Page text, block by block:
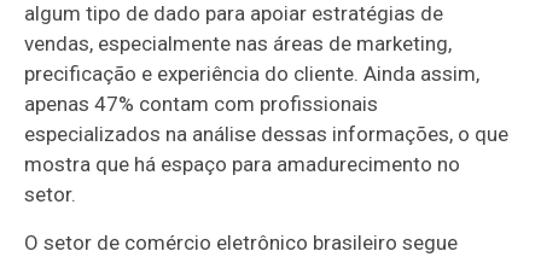
algum tipo de dado para apoiar estratégias de
vendas, especialmente nas áreas de marketing,
precificação e experiência do cliente. Ainda assim,
apenas 47% contam com profissionais
especializados na análise dessas informações, o que
mostra que há espaço para amadurecimento no
setor.
O setor de comércio eletrônico brasileiro segue